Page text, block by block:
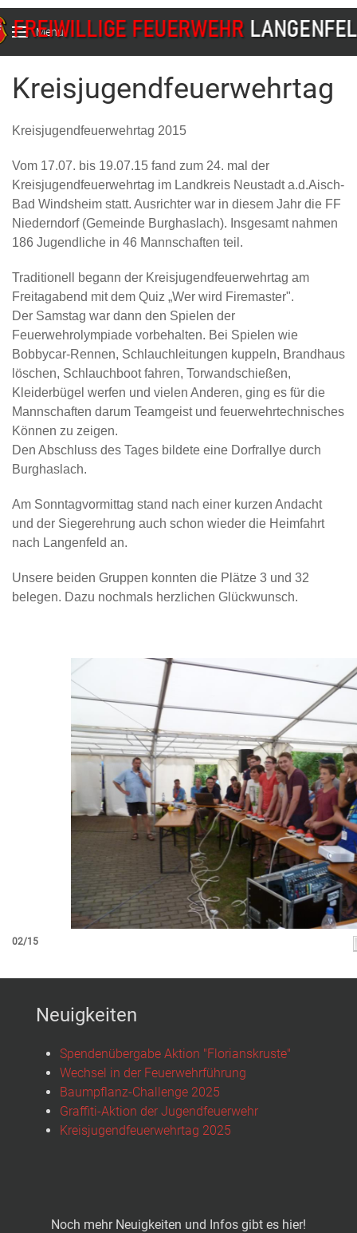
Menu
Kreisjugendfeuerwehrtag
Kreisjugendfeuerwehrtag 2015
Vom 17.07. bis 19.07.15 fand zum 24. mal der
Kreisjugendfeuerwehrtag im Landkreis Neustadt a.d.Aisch-
Bad Windsheim statt. Ausrichter war in diesem Jahr die FF
Niederndorf (Gemeinde Burghaslach). Insgesamt nahmen
186 Jugendliche in 46 Mannschaften teil.
Traditionell begann der Kreisjugendfeuerwehrtag am
Freitagabend mit dem Quiz „Wer wird Firemaster".
Der Samstag war dann den Spielen der
Feuerwehrolympiade vorbehalten. Bei Spielen wie
Bobbycar-Rennen, Schlauchleitungen kuppeln, Brandhaus
löschen, Schlauchboot fahren, Torwandschießen,
Kleiderbügel werfen und vielen Anderen, ging es für die
Mannschaften darum Teamgeist und feuerwehrtechnisches
Können zu zeigen.
Den Abschluss des Tages bildete eine Dorfrallye durch
Burghaslach.
Am Sonntagvormittag stand nach einer kurzen Andacht
und der Siegerehrung auch schon wieder die Heimfahrt
nach Langenfeld an.
Unsere beiden Gruppen konnten die Plätze 3 und 32
belegen. Dazu nochmals herzlichen Glückwunsch.
02/15
Neuigkeiten
Spendenübergabe Aktion "Florianskruste"
Wechsel in der Feuerwehrführung
Baumpflanz-Challenge 2025
Graffiti-Aktion der Jugendfeuerwehr
Kreisjugendfeuerwehrtag 2025
Noch mehr Neuigkeiten und Infos gibt es hier!